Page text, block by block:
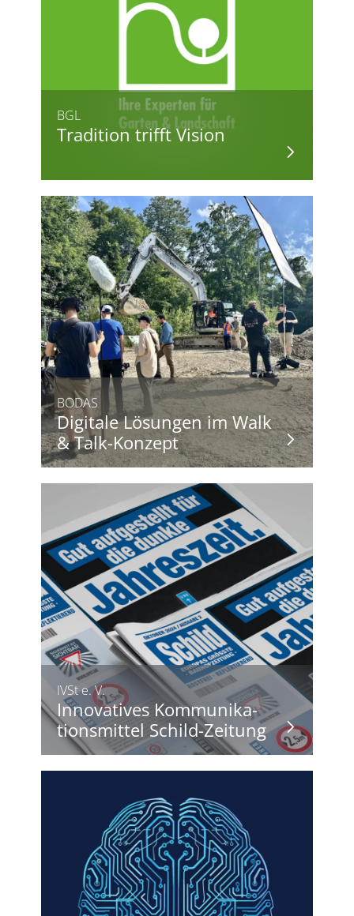
BGL
Tradition trifft Vision
BODAS
Digitale Lösungen im Walk
& Talk-Konzept
IVSt e. V.
Innovatives Kommunika-
tionsmittel Schild-Zeitung